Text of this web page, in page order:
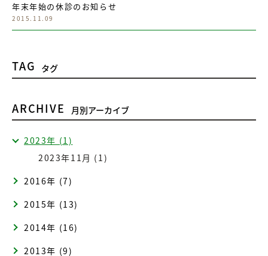
年末年始の休診のお知らせ
2015.11.09
TAG タグ
ARCHIVE 月別アーカイブ
2023年 (1)
2023年11月 (1)
2016年 (7)
2015年 (13)
2014年 (16)
2013年 (9)